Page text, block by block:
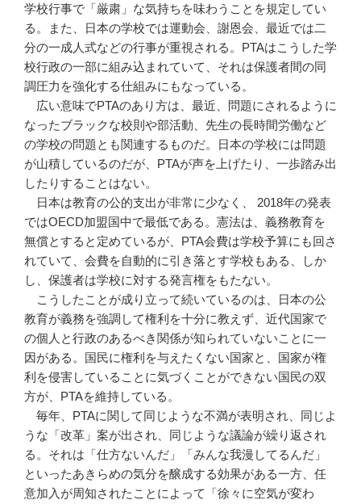
学校行事で「厳粛」な気持ちを味わうことを規定してい
る。また、日本の学校では運動会、謝恩会、最近では二
分の一成人式などの行事が重視される。PTAはこうした学
校行政の一部に組み込まれていて、それは保護者間の同
調圧力を強化する仕組みにもなっている。
広い意味でPTAのあり方は、最近、問題にされるように
なったブラックな校則や部活動、先生の長時間労働など
の学校の問題とも関連するものだ。日本の学校には問題
が山積しているのだが、PTAが声を上げたり、一歩踏み出
したりすることはない。
日本は教育の公的支出が非常に少なく、 2018年の発表
ではOECD加盟国中で最低である。憲法は、義務教育を
無償とすると定めているが、PTA会費は学校予算にも回さ
れていて、会費を自動的に引き落とす学校もある、しか
し、保護者は学校に対する発言権をもたない。
こうしたことが成り立って続いているのは、日本の公
教育が義務を強調して権利を十分に教えず、近代国家で
の個人と行政のあるべき関係が知られていないことに一
因がある。国民に権利を与えたくない国家と、国家が権
利を侵害していることに気づくことができない国民の双
方が、PTAを維持している。
毎年、PTAに関して同じような不満が表明され、同じよ
うな「改革」案が出され、同じような議論が繰り返され
る。それは「仕方ないんだ」「みんな我漫してるんだ」
といったあきらめの気分を醸成する効果がある一方、任
意加入が周知されたことによって「徐々に空気が変わ